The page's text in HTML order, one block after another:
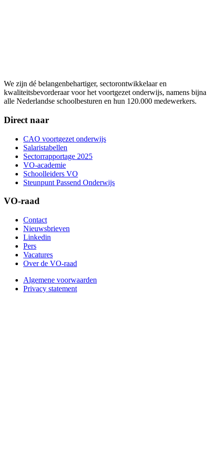
We zijn dé belangenbehartiger, sectorontwikkelaar en
kwaliteitsbevorderaar voor het voortgezet onderwijs, namens bijna
alle Nederlandse schoolbesturen en hun 120.000 medewerkers.
Direct naar
CAO voortgezet onderwijs
Salaristabellen
Sectorrapportage 2025
VO-academie
Schoolleiders VO
Steunpunt Passend Onderwijs
VO-raad
Contact
Nieuwsbrieven
Linkedin
Pers
Vacatures
Over de VO-raad
Algemene voorwaarden
Privacy statement